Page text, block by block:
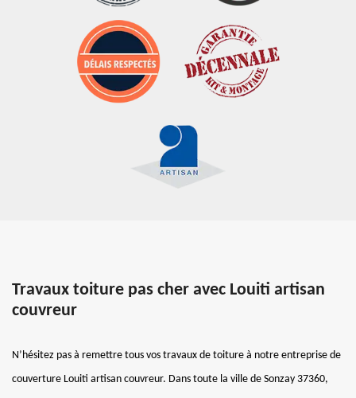
Travaux toiture pas cher avec Louiti artisan
couvreur
N’hésitez pas à remettre tous vos travaux de toiture à notre entreprise de
couverture Louiti artisan couvreur. Dans toute la ville de Sonzay 37360,